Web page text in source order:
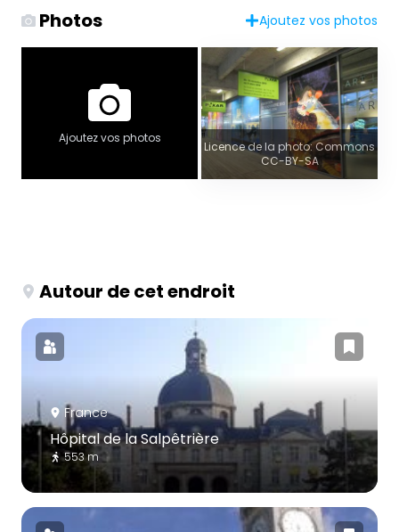
Photos Ajoutez vos photos
Ajoutez vos photos
Licence de la photo: Commons
CC-BY-SA
Autour de cet endroit
France
Hôpital de la Salpêtrière
553 m